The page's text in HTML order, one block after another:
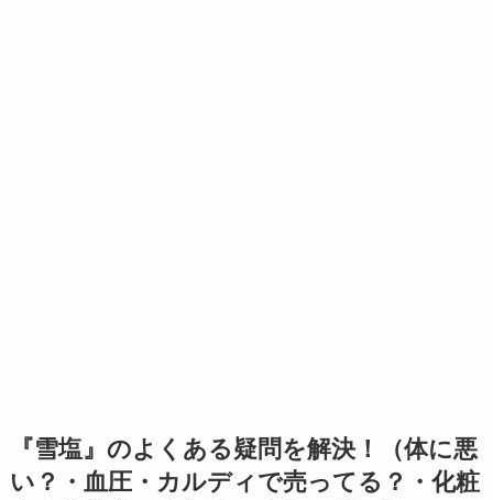
『雪塩』のよくある疑問を解決！（体に悪
い？・血圧・カルディで売ってる？・化粧